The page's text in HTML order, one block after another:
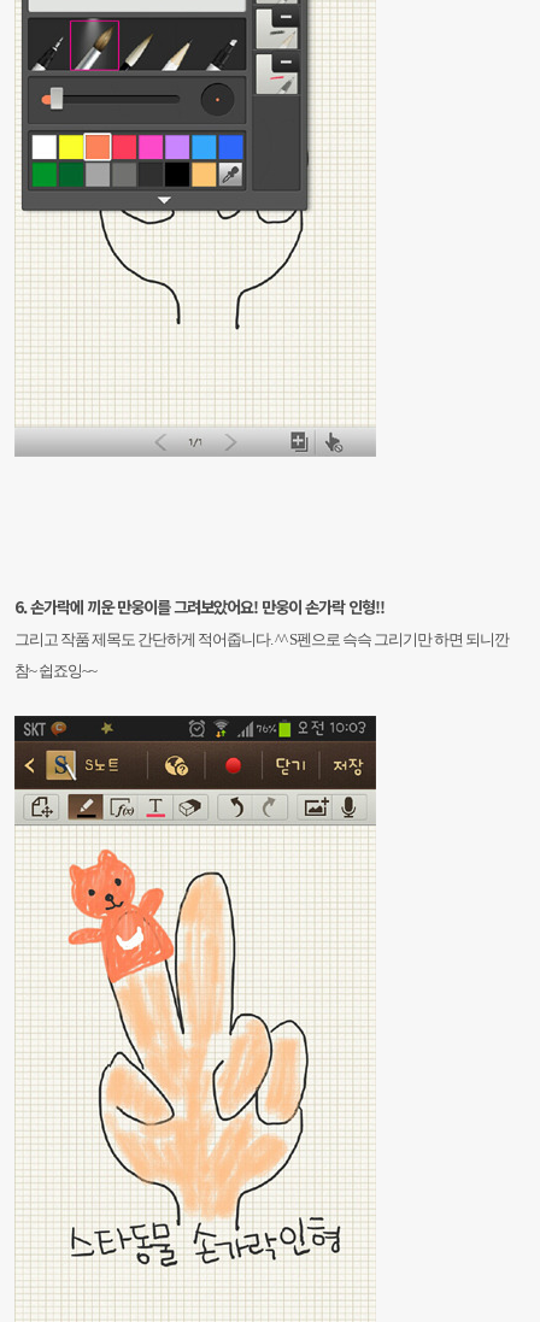
6. 손가락에 끼운 만웅이를 그려보았어요! 만웅이 손가락 인형!!
그리고 작품 제목도 간단하게 적어줍니다. ^^S펜으로 슥슥 그리기만 하면 되니깐
참~ 쉽죠잉~~